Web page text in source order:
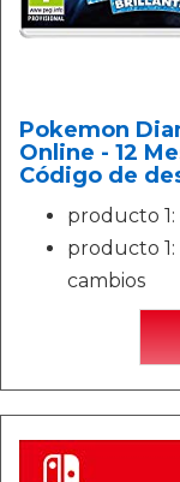
Pokemon
Online - 12
Código de
producto
producto
cambios